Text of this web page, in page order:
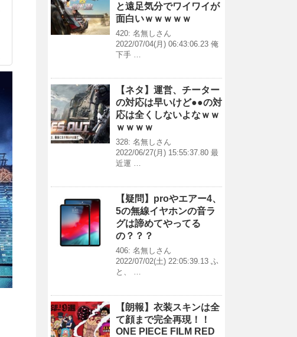
と遠足気分でワイワイが
面白いｗｗｗｗｗ
420: 名無しさん
2022/07/04(月) 06:43:06.23 俺
下手 …
【ネタ】運営、チーター
の対応は早いけど●●の対
応は全くしないよなｗｗ
ｗｗｗｗ
328: 名無しさん
2022/06/27(月) 15:55:37.80 最
近運 …
【疑問】proやエアー4、
5の無線イヤホンの音ラ
グは諦めてやってる
の？？？
406: 名無しさん
2022/07/02(土) 22:05:39.13 ふ
と、 …
【朗報】衣装スキンは全
て顔まで完全再現！！
ONE PIECE FILM RED